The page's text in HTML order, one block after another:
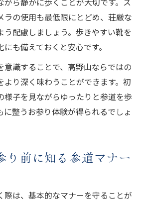
ラの使用も最低限にとどめ、荘厳な
う配慮しましょう。歩きやすい靴を
も備えておくと安心です。
意識することで、高野山ならではの
より深く味わうことができます。初
様子を見ながらゆったりと参道を歩
に整うお参り体験が得られるでしょ
り前に知る参道マナー
際は、基本的なマナーを守ることが